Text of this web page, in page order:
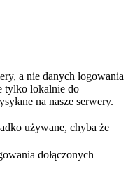
a nie danych logowania
tylko lokalnie do
na nasze serwery.
używane, chyba że
dołączonych